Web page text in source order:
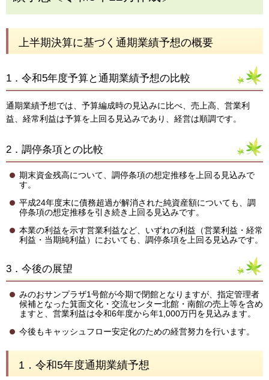
上半期決算に基づく通期業績予想の概要
1．令和5年度予算と通期業績予想の比較
通期業績予想では、予算編成時の見込みに比べ、売上高、営業利
益、経常利益は予算を上回る見込みであり、経営は順調です。
2．調停条項との比較
期末資金残高について、調停条項の想定推移を上回る見込みで
す。
平成24年度末に債務超過が解消された純資産額についても、調
停条項の想定推移を引き続き上回る見込みです。
本業の利益を示す営業利益など、いずれの利益（営業利益・経常
利益・当期純利益）においても、調停条項を上回る見込みです。
3．今後の展望
みのおサンプラザ1号館が今期で閉館となりますが、指定管理者
候補となった箕面文化・交流センター北館・南館の売上等を含め
ますと、営業利益は令和6年度から年1,000万円を見込みます。
今後もキャッシュフロー安定化のための経営努力を行います。
1．令和5年度通期業績予想